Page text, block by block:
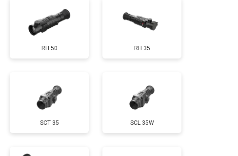
от 10000 ₽ Заказать
RH 50 RH 35
SCT 35 SCL 35W